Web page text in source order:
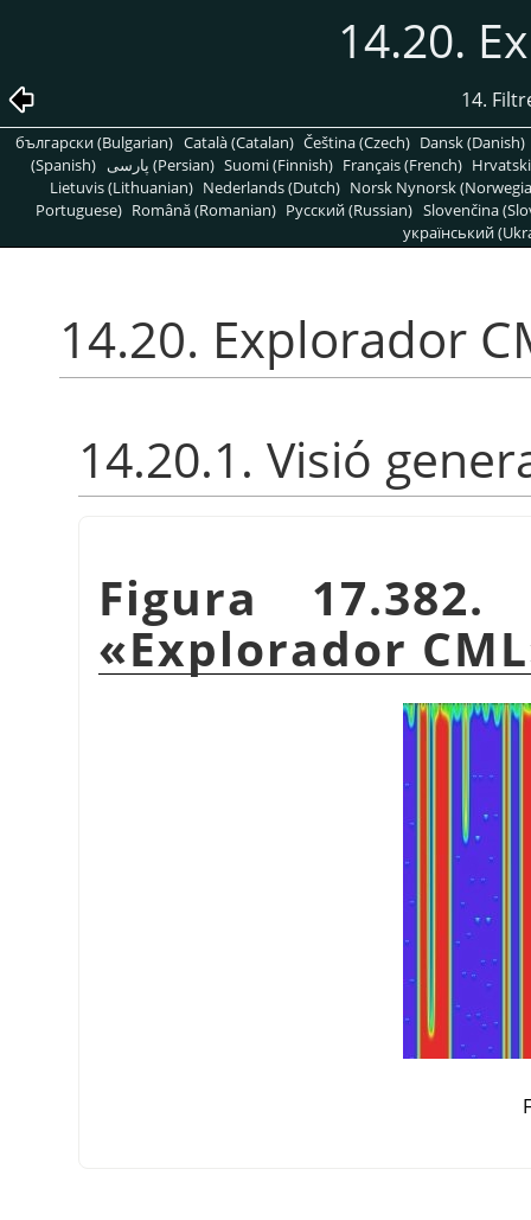
14.20.
14.
български (Bulgarian) Català (Catalan) Čeština (Czech) Dansk (Danish)
(Spanish)
پارسی (Persian) Suomi (Finnish) Français (French)
Lietuvis (Lithuanian) Nederlands (Dutch) Norsk Nynorsk
Portuguese) Română (Romanian) Pусский (Russian) Slovenčina
український
14.20. Explorador
14.20.1. Visió
Figura
«Explorador CML